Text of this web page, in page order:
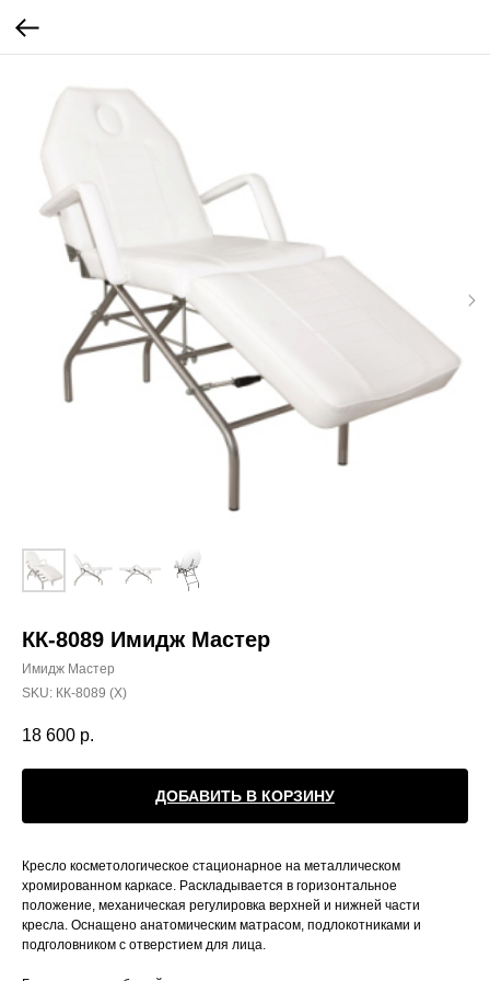
КК-8089 Имидж Мастер
Имидж Мастер
SKU: КК-8089 (Х)
18 600 р.
ДОБАВИТЬ В КОРЗИНУ
Кресло косметологическое стационарное на металлическом
хромированном каркасе. Раскладывается в горизонтальное
положение, механическая регулировка верхней и нижней части
кресла. Оснащено анатомическим матрасом, подлокотниками и
подголовником с отверстием для лица.